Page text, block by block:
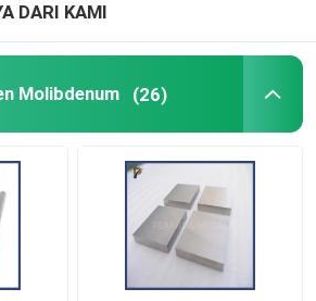
DARI KAMI
Molibdenum (26)